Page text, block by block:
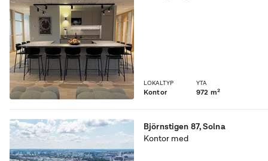
LOKALTYP
Kontor
YTA
972 m²
Björnstigen 87,Solna
Kontor med